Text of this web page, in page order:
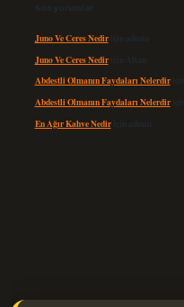
Son yorumlar
Juno Ve Ceres Nediriçin admin
Juno Ve Ceres Nediriçin Altan
Abdestli Olmanın Faydaları Nelerdiriçin
Abdestli Olmanın Faydaları Nelerdiriçin
En Ağır Kahve Nediriçin admin